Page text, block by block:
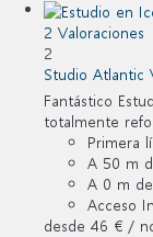
2 Valoraciones
2
Studio Atlantic
Fantástico
totalmente
Primera
A 50 m
A 0 m
Acceso
desde 46 € /